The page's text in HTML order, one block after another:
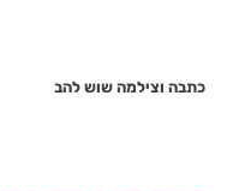
כתבה וצילמה שוש להב